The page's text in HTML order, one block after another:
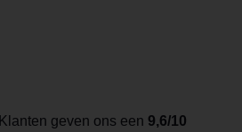
Klanten geven ons een 9,6/10